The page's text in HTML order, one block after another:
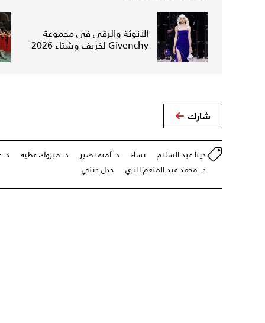
الأنوثة والرقي في مجموعة
Givenchy لخريف وشتاء 2026
شارك
دينا عبد السلام نساء د. آمنة نصير د. مبروك عطية د.
د. محمد عبد المنعم البري
جدل ديني